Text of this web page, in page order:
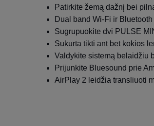
Patirkite žemą dažnį bei
Dual band Wi-Fi ir
Sugrupuokite dvi PULSE
Sukurta tikti ant bet kokios
Valdykite sistemą belaidžiu
Prijunkite Bluesound prie
AirPlay 2 leidžia transliuoti